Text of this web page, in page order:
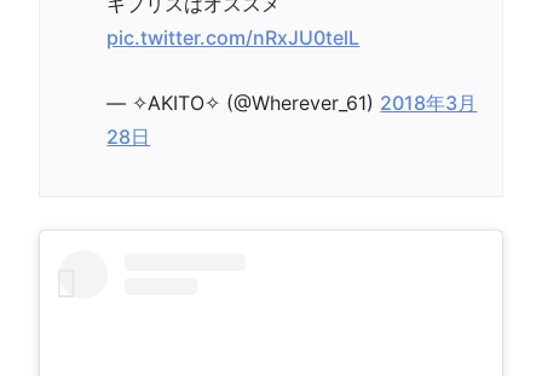
pic.twitter.com/nRxJU0telL
— ✧‎AKITO✧ (@Wherever_61) 2018年3月
28日